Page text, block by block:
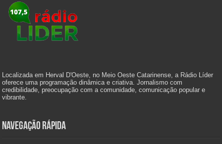
Localizada em Herval D'Oeste, no Meio Oeste Catarinense, a Rádio Líder
oferece uma programação dinâmica e criativa. Jornalismo com
credibilidade, preocupação com a comunidade, comunicação popular e
vibrante.
Navegação Rápida